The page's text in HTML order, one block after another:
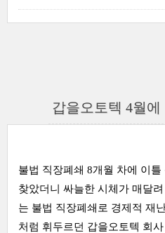
갑을오토텍 4월
불법 직장폐쇄 8개월 차에 이
찾았더니 싸늘한 시체가 매달
는 불법 직장폐쇄로 경제적 재
처럼 휘두르던 갑을오토텍 회